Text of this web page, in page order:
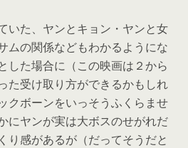
いた、ヤンとキョン・ヤンと女
ムの関係などもわかるようにな
した場合に（この映画は２から
た受け取り方ができるかもしれ
クボーンをいっそうふくらませ
にヤンが実は大ボスのせがれだ
り感があるが（だってそうだと